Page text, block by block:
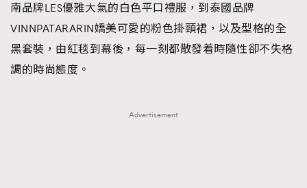
南品牌LES優雅大氣的白色平口禮服，到泰國品牌
VINNPATARARIN嬌美可愛的粉色掛頸裙，以及型格的全
黑套裝，由紅毯到幕後，每一刻都散發着時隨性卻不失格
調的時尚態度。
Advertisement